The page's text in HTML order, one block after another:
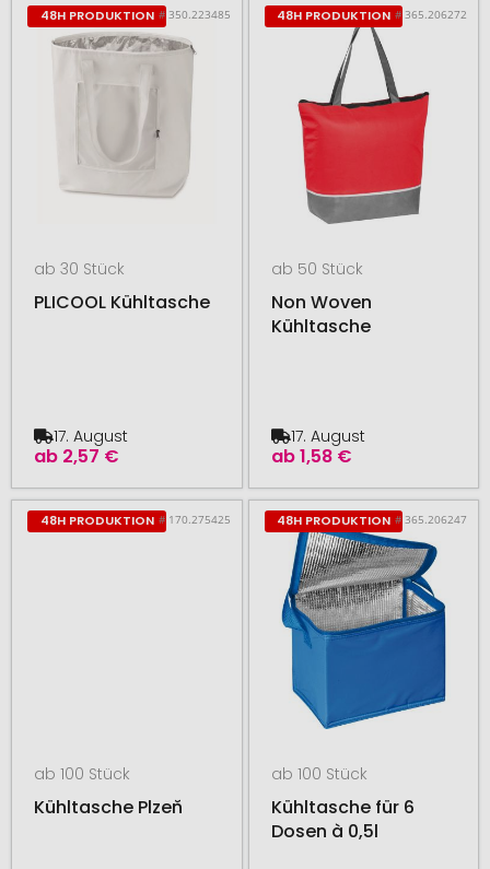
48H PRODUKTION # 350.223485
ab 30 Stück
PLICOOL Kühltasche
ab 2,57 €
17. August
48H PRODUKTION # 365.206272
ab 50 Stück
Non Woven
Kühltasche
ab1,58 €
17. August
48H PRODUKTION # 170.275425
ab 100 Stück
Kühltasche Plzeň
48H PRODUKTION # 365.206247
ab 100 Stück
Kühltasche für 6
Dosen à 0,5l